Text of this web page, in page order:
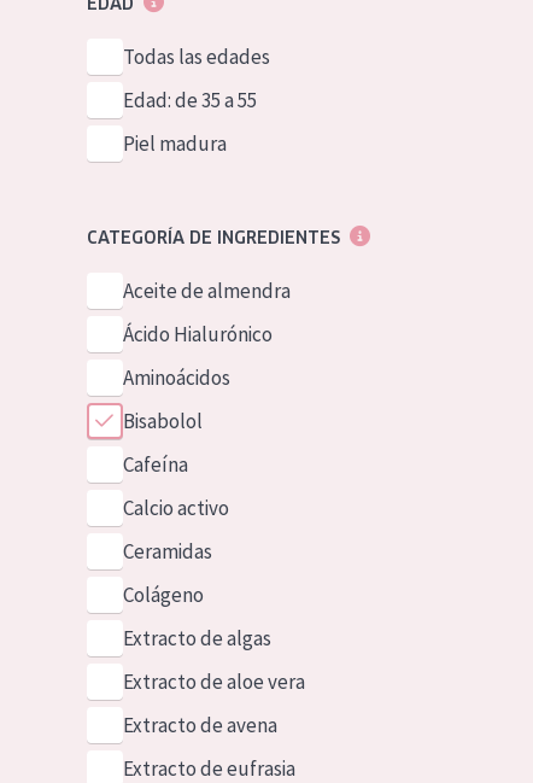
Todas las edades
Edad: de 35 a 55
Piel madura
CATEGORÍA DE INGREDIENTES
Aceite de almendra
Ácido Hialurónico
Aminoácidos
Bisabolol
Cafeína
Calcio activo
Ceramidas
Colágeno
Extracto de algas
Extracto de aloe vera
Extracto de avena
Extracto de eufrasia